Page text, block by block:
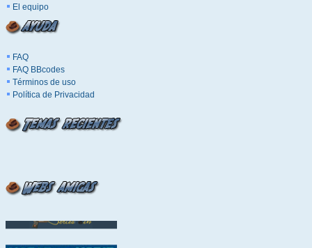
El equipo
FAQ
FAQ BBcodes
Términos de uso
Política de Privacidad